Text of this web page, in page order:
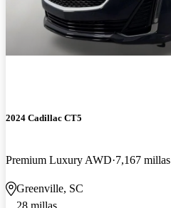
2024 Cadillac CT5
Premium Luxury AWD 7,167 millas
Greenville, SC